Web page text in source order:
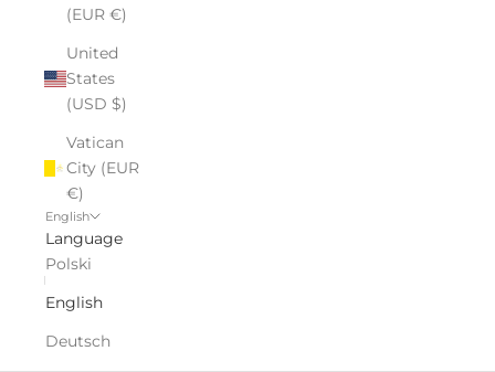
(EUR €)
United
States
(USD $)
Vatican
City (EUR
€)
English
Language
Polski
English
Deutsch